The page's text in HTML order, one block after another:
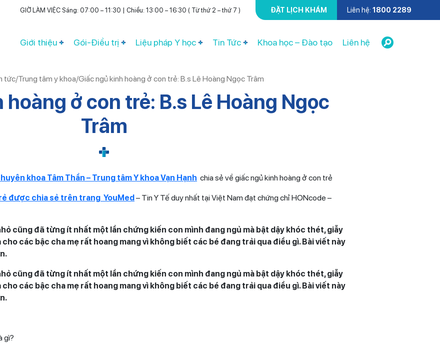
GIỜ LÀM VIỆC Sáng: 07:00 – 11:30 | Chiều: 13:00 – 16:30 ( Từ thứ 2 – thứ 7 ) ĐẶT LỊCH KHÁM Liên hệ: 1800 2289
Giới thiệu Gói-Điều trị Liệu pháp Y học Tin Tức Khoa học – Đào tạo Liên hệ
tức/Trung tâm y khoa/Giấc ngủ kinh hoàng ở con trẻ: B.s Lê Hoàng Ngọc Trâm
ở con trẻ: B.s Lê Hoàng Ngọc
Trâm
khoa Tâm Thần – Trung tâm Y khoa Vạn Hạnh chia sẻ về giấc ngủ kinh hoàng ở con trẻ
được chia sẻ trên trang YouMed– Tin Y Tế duy nhất tại Việt Nam đạt chứng chỉ HONcode –
cũng đã từng ít nhất một lần chứng kiến con mình đang ngủ mà bật dậy khóc thét, giẫy
cho các bậc cha mẹ rất hoang mang vì không biết các bé đang trải qua điều gì. Bài viết này
cũng đã từng ít nhất một lần chứng kiến con mình đang ngủ mà bật dậy khóc thét, giẫy
cho các bậc cha mẹ rất hoang mang vì không biết các bé đang trải qua điều gì. Bài viết này
gì?